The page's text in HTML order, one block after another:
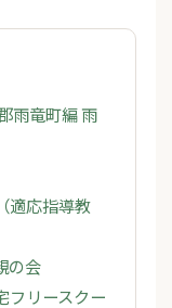
雨竜町編 雨
適応指導教
の会
フリースクー